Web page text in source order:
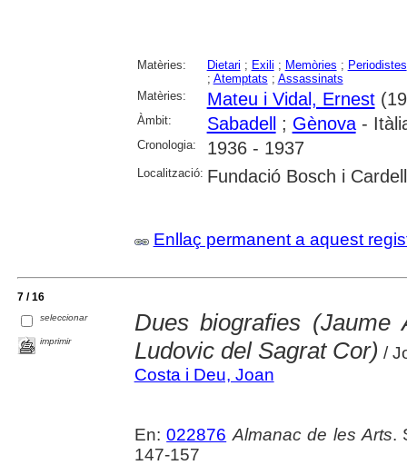
Matèries: Dietari ; Exili ; Memòries ; Periodistes
; Atemptats ; Assassinats
Matèries:
Mateu i Vidal, Ernest
Àmbit: Sabadell; Gènova-
Cronologia: 1936 - 1937
Localització: Fundació Bosch i
Enllaç permanent a aquest
7 / 16
seleccionar
imprimir
Dues biografies
Ludovic del Sagrat Cor) /
Costa i Deu, Joan
En:022876 Almanac de les Arts.
147-157